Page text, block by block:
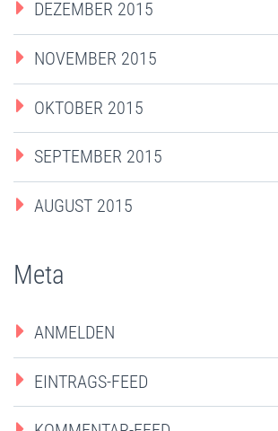
DEZEMBER 2015
NOVEMBER 2015
OKTOBER 2015
SEPTEMBER 2015
AUGUST 2015
Meta
ANMELDEN
EINTRAGS-FEED